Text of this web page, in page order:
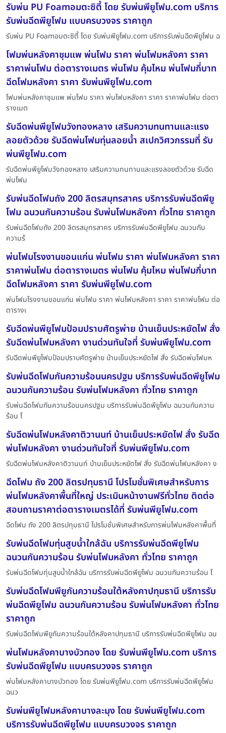
รับพ่น PU Foamอมตะซิตี้ โดย รับพ่นพียูโฟม.com บริการ
รับพ่นฉีดพียูโฟม แบบครบวงจร ราคาถูก
รับพ่น PU Foamอมตะซิตี้ โดย รับพ่นพียูโฟม.com บริการรับพ่นฉีดพียูโฟม ฉ
โฟมพ่นหลังคาชุมแพ พ่นโฟม ราคา พ่นโฟมหลังคา ราคา
ราคาพ่นโฟม ต่อตารางเมตร พ่นโฟม คุ้มไหม พ่นโฟมกี่บาท
ฉีดโฟมหลังคา ราคา รับพ่นพียูโฟม.com
โฟมพ่นหลังคาชุมแพ พ่นโฟม ราคา พ่นโฟมหลังคา ราคา ราคาพ่นโฟม ต่อตา
รางเมต
รับฉีดพ่นพียูโฟมวังทองหลาง เสริมความทนทานและแรง
ลอยตัวด้วย รับฉีดพ่นโฟมทุ่นลอยน้ำ สเปกวิศวกรรมที่ รับ
พ่นพียูโฟม.com
รับฉีดพ่นพียูโฟมวังทองหลาง เสริมความทนทานและแรงลอยตัวด้วย รับฉีด
พ่นโฟม
รับพ่นฉีดโฟมถัง 200 ลิตรสมุทรสาคร บริการรับพ่นฉีดพียู
โฟม ฉนวนกันความร้อน รับพ่นโฟมหลังคา ทั่วไทย ราคาถูก
รับพ่นฉีดโฟมถัง 200 ลิตรสมุทรสาคร บริการรับพ่นฉีดพียูโฟม ฉนวนกัน
ความร้
พ่นโฟมโรงงานขอนแก่น พ่นโฟม ราคา พ่นโฟมหลังคา ราคา
ราคาพ่นโฟม ต่อตารางเมตร พ่นโฟม คุ้มไหม พ่นโฟมกี่บาท
ฉีดโฟมหลังคา ราคา รับพ่นพียูโฟม.com
พ่นโฟมโรงงานขอนแก่น พ่นโฟม ราคา พ่นโฟมหลังคา ราคา ราคาพ่นโฟม ต่อ
ตารางเ
รับฉีดพ่นพียูโฟมป้อมปราบศัตรูพ่าย บ้านเย็นประหยัดไฟ สั่ง
รับฉีดพ่นโฟมหลังคา งานด่วนทันใจที่ รับพ่นพียูโฟม.com
รับฉีดพ่นพียูโฟมป้อมปราบศัตรูพ่าย บ้านเย็นประหยัดไฟ สั่ง รับฉีดพ่นโฟมห
รับพ่นฉีดโฟมกันความร้อนนครปฐม บริการรับพ่นฉีดพียูโฟม
ฉนวนกันความร้อน รับพ่นโฟมหลังคา ทั่วไทย ราคาถูก
รับพ่นฉีดโฟมกันความร้อนนครปฐม บริการรับพ่นฉีดพียูโฟม ฉนวนกันความ
ร้อน โ
รับฉีดพ่นโฟมหลังคาติวานนท์ บ้านเย็นประหยัดไฟ สั่ง รับฉีด
พ่นโฟมหลังคา งานด่วนทันใจที่ รับพ่นพียูโฟม.com
รับฉีดพ่นโฟมหลังคาติวานนท์ บ้านเย็นประหยัดไฟ สั่ง รับฉีดพ่นโฟมหลังคา ง
ฉีดโฟม ถัง 200 ลิตรปทุมธานี โปรโมชั่นพิเศษสำหรับการ
พ่นโฟมหลังคาพื้นที่ใหญ่ ประเมินหน้างานฟรีทั่วไทย ติดต่อ
สอบถามราคาต่อตารางเมตรได้ที่ รับพ่นพียูโฟม.com
ฉีดโฟม ถัง 200 ลิตรปทุมธานี โปรโมชั่นพิเศษสำหรับการพ่นโฟมหลังคาพื้นที่
รับพ่นฉีดโฟมทุ่นสูบน้ำใกล้ฉัน บริการรับพ่นฉีดพียูโฟม
ฉนวนกันความร้อน รับพ่นโฟมหลังคา ทั่วไทย ราคาถูก
รับพ่นฉีดโฟมทุ่นสูบน้ำใกล้ฉัน บริการรับพ่นฉีดพียูโฟม ฉนวนกันความร้อน โ
รับพ่นฉีดโฟมพียูกันความร้อนใต้หลังคาปทุมธานี บริการรับ
พ่นฉีดพียูโฟม ฉนวนกันความร้อน รับพ่นโฟมหลังคา ทั่วไทย
ราคาถูก
รับพ่นฉีดโฟมพียูกันความร้อนใต้หลังคาปทุมธานี บริการรับพ่นฉีดพียูโฟม ฉน
พ่นโฟมหลังคาบางบัวทอง โดย รับพ่นพียูโฟม.com บริการ
รับพ่นฉีดพียูโฟม แบบครบวงจร ราคาถูก
พ่นโฟมหลังคาบางบัวทอง โดย รับพ่นพียูโฟม.com บริการรับพ่นฉีดพียูโฟม
ฉนว
รับพ่นพียูโฟมหลังคาบางละมุง โดย รับพ่นพียูโฟม.com
บริการรับพ่นฉีดพียูโฟม แบบครบวงจร ราคาถูก